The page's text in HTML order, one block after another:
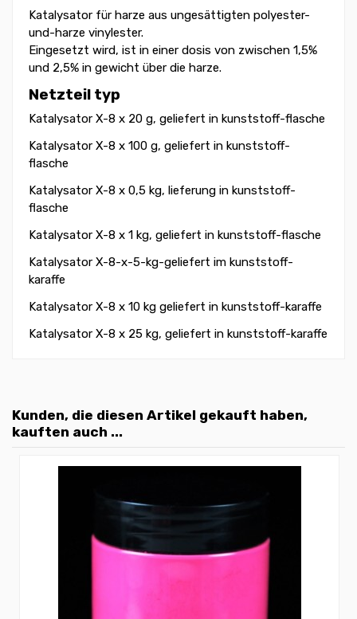
Katalysator für harze aus ungesättigten polyester-
und-harze vinylester.
Eingesetzt wird, ist in einer dosis von zwischen 1,5%
und 2,5% in gewicht über die harze.
Netzteil typ
Katalysator X-8 x 20 g, geliefert in kunststoff-flasche
Katalysator X-8 x 100 g, geliefert in kunststoff-
flasche
Katalysator X-8 x 0,5 kg, lieferung in kunststoff-
flasche
Katalysator X-8 x 1 kg, geliefert in kunststoff-flasche
Katalysator X-8-x-5-kg-geliefert im kunststoff-
karaffe
Katalysator X-8 x 10 kg geliefert in kunststoff-karaffe
Katalysator X-8 x 25 kg, geliefert in kunststoff-karaffe
Kunden, die diesen Artikel gekauft haben,
kauften auch ...